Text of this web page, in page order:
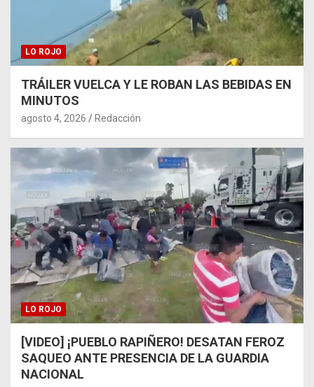
LO ROJO
TRÁILER VUELCA Y LE ROBAN LAS BEBIDAS EN
MINUTOS
agosto 4, 2026 Redacción
LO ROJO
[VIDEO] ¡PUEBLO RAPIÑERO! DESATAN FEROZ
SAQUEO ANTE PRESENCIA DE LA GUARDIA
NACIONAL